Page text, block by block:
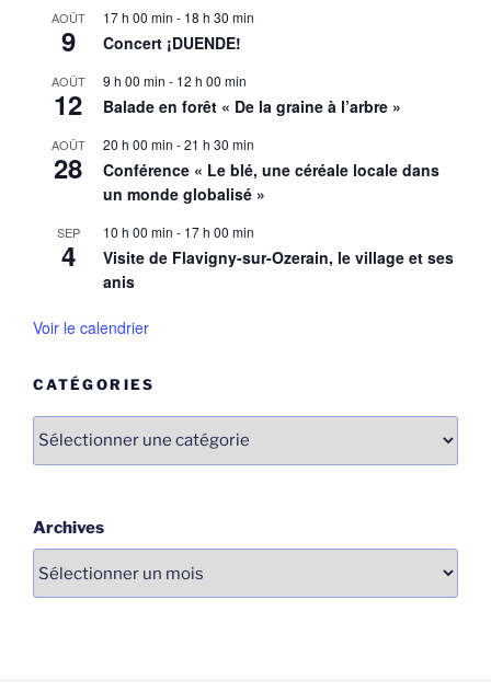
AOÛT
9
17 h 00 min - 18 h 30 min
Concert ¡DUENDE!
AOÛT
12
9 h 00 min - 12 h 00 min
Balade en forêt « De la graine à l’arbre »
AOÛT
28
20 h 00 min -21 h 30 min
Conférence « Le blé, une céréale locale dans
un monde globalisé »
SEP
4
10 h 00 min - 17 h 00 min
Visite de Flavigny-sur-Ozerain, le village et ses
anis
Voir le calendrier
CATÉGORIES
Archives